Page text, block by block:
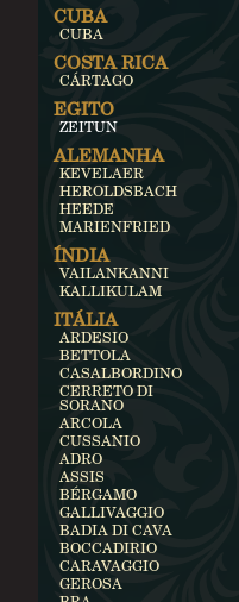
CUBA
CUBA
COSTA RICA
CÁRTAGO
EGITO
ZEITUN
ALEMANHA
KEVELAER
HEROLDSBACH
HEEDE
MARIENFRIED
ÍNDIA
VAILANKANNI
KALLIKULAM
ITÁLIA
ARDESIO
BETTOLA
CASALBORDINO
CERRETO DI
SORANO
ARCOLA
CUSSANIO
ADRO
ASSIS
BÉRGAMO
GALLIVAGGIO
BADIA DI CAVA
BOCCADIRIO
CARAVAGGIO
GEROSA